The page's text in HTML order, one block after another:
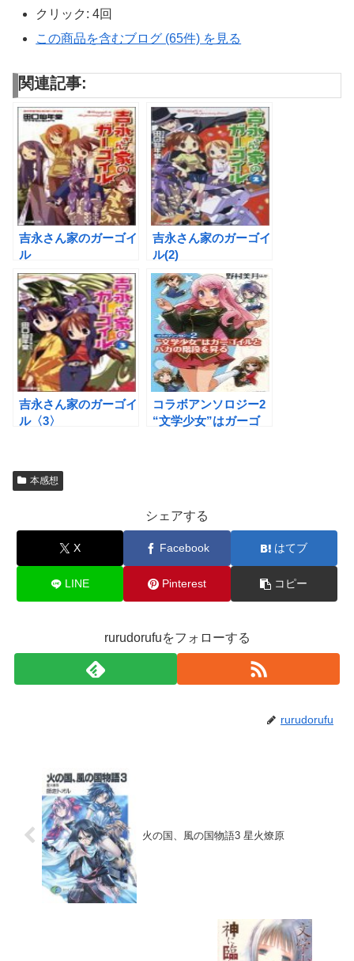
クリック : 4回
この商品を含むブログ (65件) を見る
関連記事:
吉永さん家のガーゴイ
ル
吉永さん家のガーゴイ
ル(2)
吉永さん家のガーゴイ
ル〈3〉
コラボアンソロジー2
“文学少女”はガーゴ
本感想
シェアする
X Facebook はてブ
LINE Pinterest コピー
rurudorufuをフォローする
rurudorufu
火の国、風の国物語3 星火燎原